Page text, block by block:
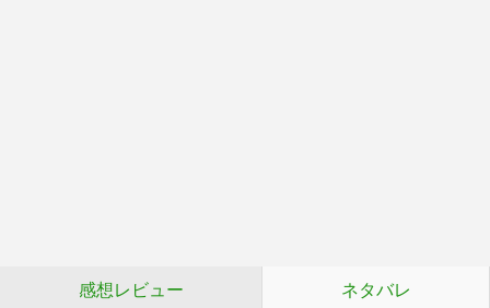
感想レビュー ネタバレ